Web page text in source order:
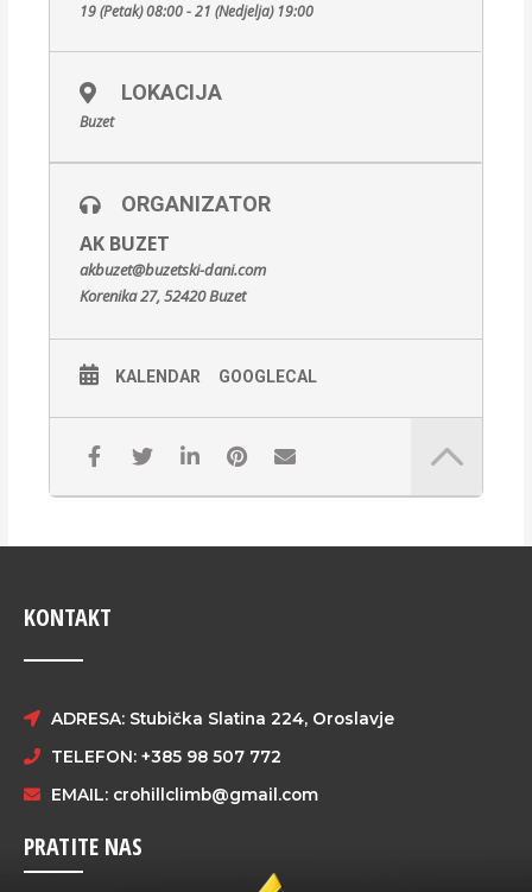
19 (Petak) 08:00 - 21 (Nedjelja) 19:00
LOKACIJA
Buzet
ORGANIZATOR
AK BUZET
akbuzet@buzetski-dani.com
Korenika 27, 52420 Buzet
KALENDAR GOOGLECAL
KONTAKT
ADRESA: Stubička Slatina 224, Oroslavje
TELEFON: +385 98 507 772
EMAIL: crohillclimb@gmail.com
PRATITE NAS